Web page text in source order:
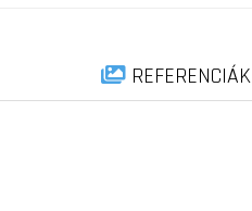
REFERENCIÁK